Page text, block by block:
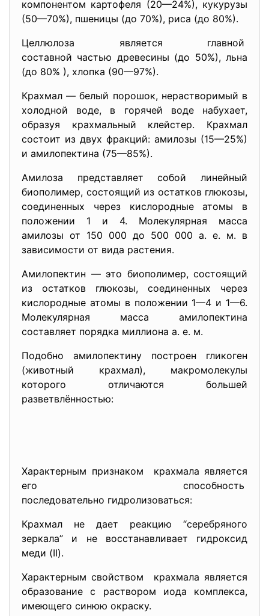
компонентом картофеля (20—24%), кукурузы
(50—70%), пшеницы (до 70%), риса (до 80%).
Целлюлоза является главной
составной частью древесины (до 50%), льна
(до 80% ), хлопка (90—97%).
Крахмал — белый порошок, нерастворимый в
холодной воде, в горячей воде набухает,
образуя крахмальный клейстер. Крахмал
состоит из двух фракций: амилозы (15—25%)
и амилопектина (75—85%).
Амилоза представляет собой линейный
биополимер, состоящий из остатков глюкозы,
соединенных через кислородные атомы в
положении 1 и 4. Молекулярная масса
амилозы от 150 000 до 500 000 а. е. м. в
зависимости от вида растения.
Амилопектин — это биополимер, состоящий
из остатков глюкозы, соединенных через
кислородные атомы в положении 1—4 и 1—6.
Молекулярная масса амилопектина
составляет порядка миллиона а. е. м.
Подобно амилопектину построен гликоген
(животный крахмал), макромолекулы
которого отличаются большей
разветвлённостью:
Характерным признаком крахмала является
его способность
последовательно гидролизоваться:
Крахмал не дает реакцию “серебряного
зеркала” и не восстанавливает гидроксид
меди (II).
Характерным свойством крахмала является
образование с раствором иода комплекса,
имеющего синюю окраску.